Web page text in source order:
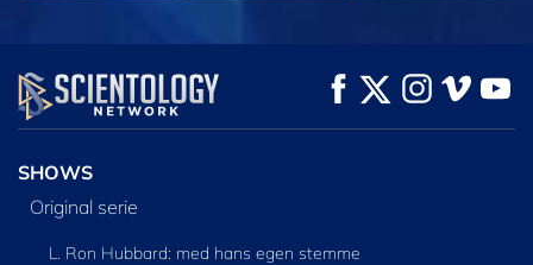
SE UDFORSK SERIEN
SHOWS
Original serie
L. Ron Hubbard: med hans egen stemme